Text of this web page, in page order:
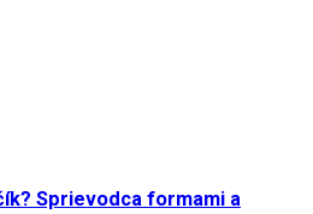
Sprievodca formami a